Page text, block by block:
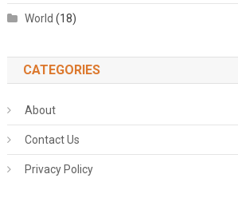
World (18)
CATEGORIES
About
Contact Us
Privacy Policy